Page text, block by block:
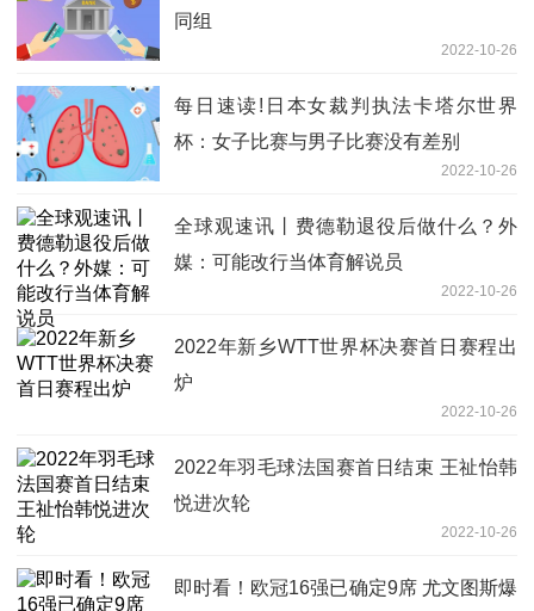
同组
2022-10-26
每日速读!日本女裁判执法卡塔尔世界
杯：女子比赛与男子比赛没有差别
2022-10-26
全球观速讯丨费德勒退役后做什么？外
媒：可能改行当体育解说员
2022-10-26
2022年新乡WTT世界杯决赛首日赛程出
炉
2022-10-26
2022年羽毛球法国赛首日结束 王祉怡韩
悦进次轮
2022-10-26
即时看！欧冠16强已确定9席 尤文图斯爆